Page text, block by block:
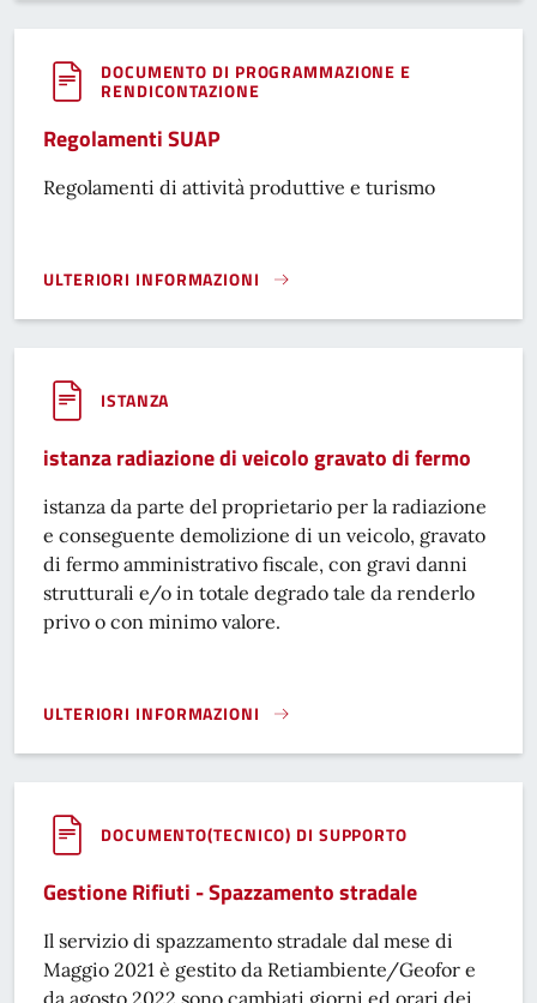
DOCUMENTO DI PROGRAMMAZIONE E
RENDICONTAZIONE
Regolamenti SUAP
Regolamenti di attività produttive e turismo
ULTERIORI INFORMAZIONI
REGOLAMENTI SUAP}
ISTANZA
istanza radiazione di veicolo gravato di fermo
istanza da parte del proprietario per la radiazione
e conseguente demolizione di un veicolo, gravato
di fermo amministrativo fiscale, con gravi danni
strutturali e/o in totale degrado tale da renderlo
privo o con minimo valore.
ULTERIORI INFORMAZIONI
ISTANZA RADIAZIONE DI VEICOLO GRAVATO DI FERMO }
DOCUMENTO(TECNICO) DI SUPPORTO
Gestione Rifiuti - Spazzamento stradale
Il servizio di spazzamento stradale dal mese di
Maggio 2021 è gestito da Retiambiente/Geofor e